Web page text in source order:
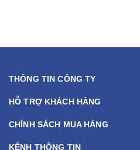
THÔNG TIN CÔNG TY
HỖ TRỢ KHÁCH HÀNG
CHÍNH SÁCH MUA HÀNG
KÊNH THÔNG TIN